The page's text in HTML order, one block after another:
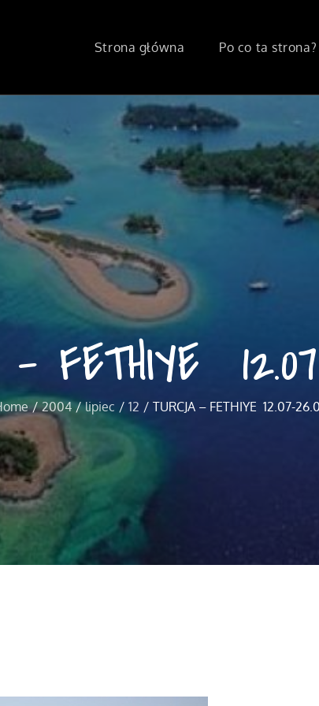
Strona główna Po co ta strona?
FETHIYE
2004 lipiec 12 TURCJA – FETHIYE 12.07-